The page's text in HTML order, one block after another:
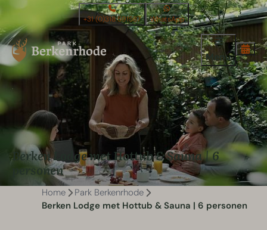
+31 (0)318 591587 WhatsApp
Menu
Berken Lodge met Hottub & Sauna | 6
personen
Home
Park Berkenrhode
Berken Lodge met Hottub & Sauna | 6 personen